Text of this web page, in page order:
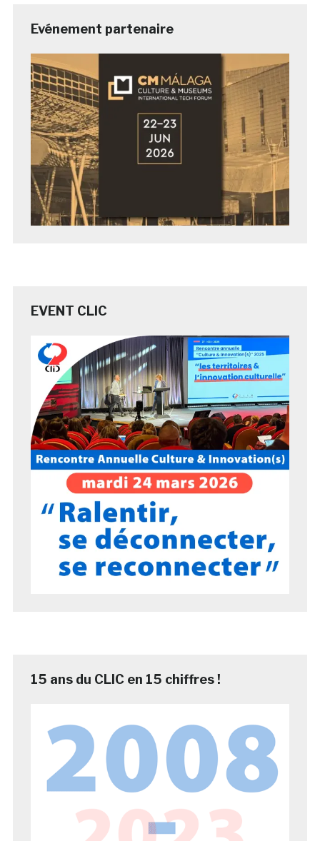
Evénement partenaire
EVENT CLIC
15 ans du CLIC en 15 chiffres !